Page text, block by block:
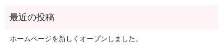
ホームページを新しくオープンしました。